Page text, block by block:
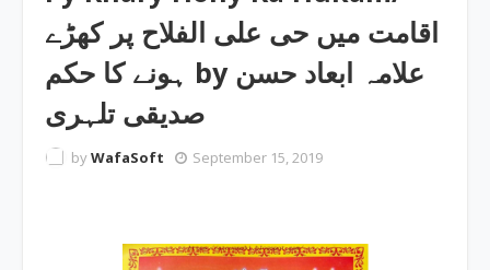
اقامت میں حی علی الفلاح پر کھڑے
ہونے کا حکم by علامہ ابعاد حسن
صدیقی تلہری
byWafaSoft September 15, 2019